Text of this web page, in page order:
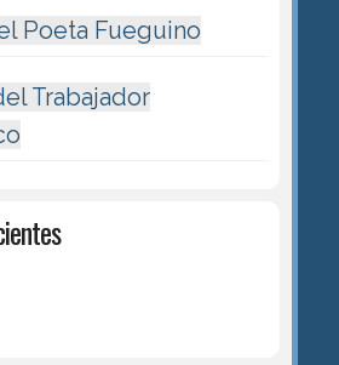
Poeta Fueguino
Trabajador